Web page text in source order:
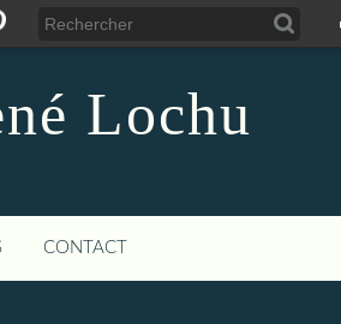
Lochu
CONTACT